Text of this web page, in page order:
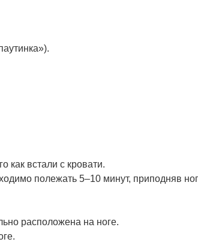
как встали с кровати.
полежать 5–10 минут, приподняв
расположена на ноге.